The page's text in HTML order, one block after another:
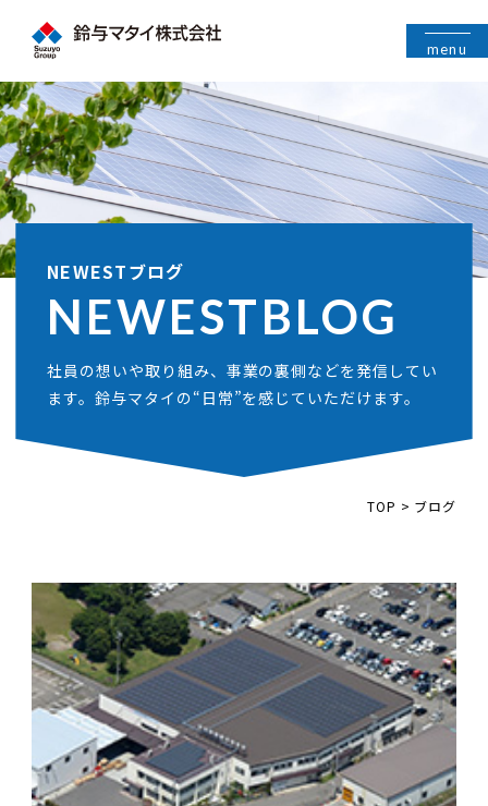
menu
NEWESTブログ
NEWESTBLOG
社員の想いや取り組み、事業の裏側などを発信してい
ます。鈴与マタイの“日常”を感じていただけます。
TOP > ブログ